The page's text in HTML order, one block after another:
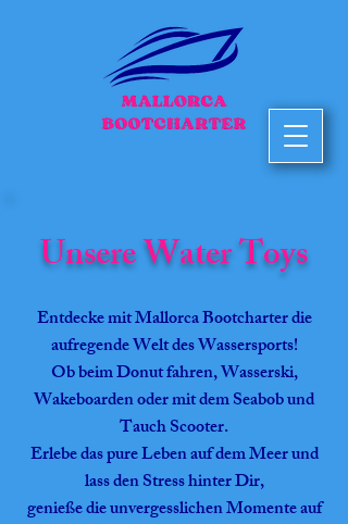
Unsere Water Toys
Entdecke mit Mallorca Bootcharter die
aufregende Welt des Wassersports!
Ob beim Donut fahren, Wasserski,
Wakeboarden oder mit dem Seabob und
Tauch Scooter.
Erlebe das pure Leben auf dem Meer und
lass den Stress hinter Dir,
genieße die unvergesslichen Momente auf